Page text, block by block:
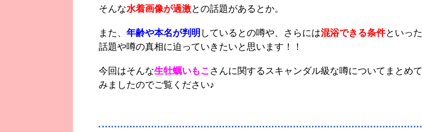
そんな水着画像が過激との話題があるとか。
また、 年齢や本名が判明 しているとの噂や、さらには混浴できる条件といった
話題や噂の真相に迫っていきたいと思います！！
今回はそんな生牡蠣いもこ さんに関するスキャンダル級な噂についてまとめて
みましたのでご覧ください♪